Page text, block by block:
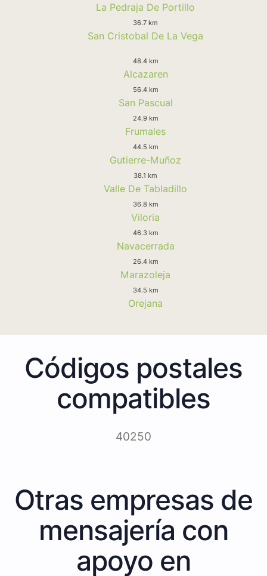
La Pedraja De Portillo
36.7 km
San Cristobal De La Vega
48.4 km
Alcazaren
56.4 km
San Pascual
24.9 km
Frumales
44.5 km
Gutierre-Muñoz
38.1 km
Valle De Tabladillo
36.8 km
Viloria
46.3 km
Navacerrada
26.4 km
Marazoleja
34.5 km
Orejana
Códigos postales
compatibles
40250
Otras empresas de
mensajería con
apoyo en